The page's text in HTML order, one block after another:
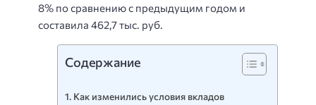
8% по сравнению с предыдущим годом и
составила 462,7 тыс. руб.
Содержание
Как изменились условия вкладов